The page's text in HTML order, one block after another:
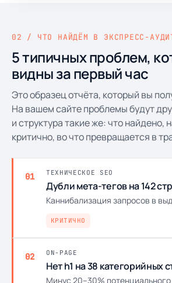
02 / ЧТО НАЙДЁМ В ЭКСПРЕСС-
5 типичных проблем,
видны за первый час
Это образец отчёта, который вы
На вашем сайте проблемы будут
и структура такие же: что найдено,
критично, во что превращается в
01 ТЕХНИЧЕСКОЕ SEO
Дубли мета-тегов на 142
Каннибализация запросов в
КРИТИЧНО
02 ON-PAGE
Нет h1 на 38 категорийных
Минус 20–30%